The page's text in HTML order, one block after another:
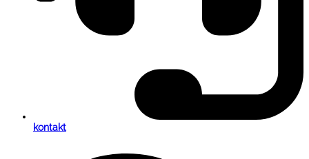
kontakt